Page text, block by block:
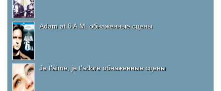
Adam at 6 A.M. обнаженные сцены
Je t'aime, je t'adore обнаженные сцены